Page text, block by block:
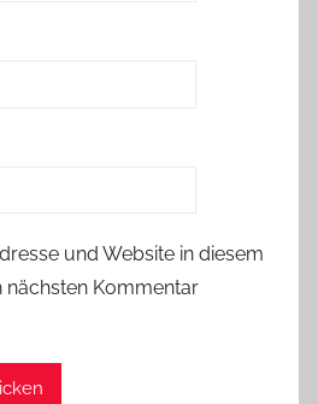
und Website in diesem
nächsten Kommentar